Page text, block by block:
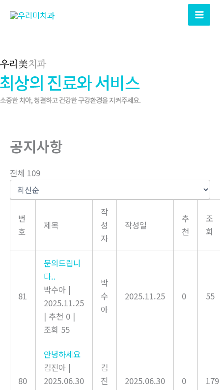
건
너
뛰
기
공지사항
전체 109
번
호
제목
작
성
자
작성일
추
천
조
회
81
문의드립니
다..
박수아 |
2025.11.25
| 추천 0 |
조회 55
박
수
아
2025.11.25 0 55
80
안녕하세요
김진아 |
2025.06.30
김
진
2025.06.30 0 179